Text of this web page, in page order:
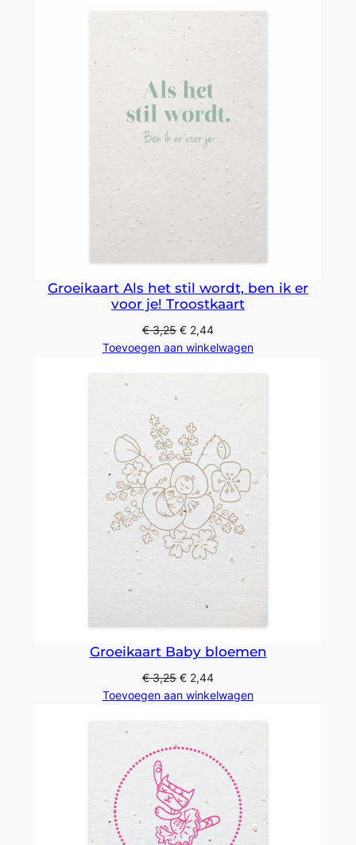
Groeikaart Als het stil wordt, ben ik er
voor je! Troostkaart
€3,25 € 2,44
Toevoegen aan winkelwagen
Groeikaart Baby bloemen
€3,25 € 2,44
Toevoegen aan winkelwagen